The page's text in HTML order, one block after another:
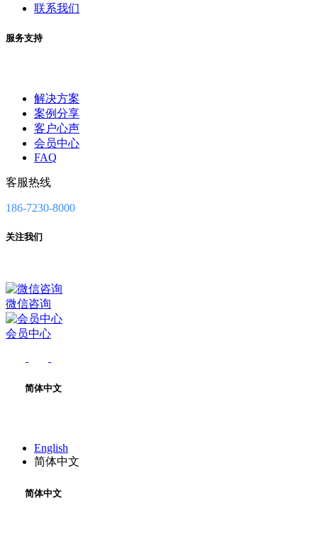
联系我们
服务支持
解决方案
案例分享
客户心声
会员中心
FAQ
客服热线
186-7230-8000
关注我们
微信咨询
会员中心
简体中文
English
简体中文
简体中文